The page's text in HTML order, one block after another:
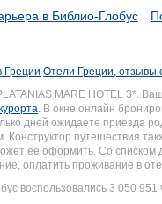
в Библио-Глобус
Греции Отели Греции, отзывы
MARE HOTEL 3*.
. В окне онлайн
дней ожидаете приезда
Конструктор путешествия
её оформить. Со
оплатить проживание в
воспользовались 3 050 951